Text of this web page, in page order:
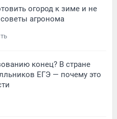
огород к зиме и не
агронома
конец? В стране
ЕГЭ — почему это